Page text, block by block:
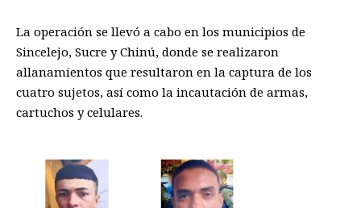
La operación se llevó a cabo en los municipios de
Sincelejo, Sucre y Chinú, donde se realizaron
allanamientos que resultaron en la captura de los
cuatro sujetos, así como la incautación de armas,
cartuchos y celulares.